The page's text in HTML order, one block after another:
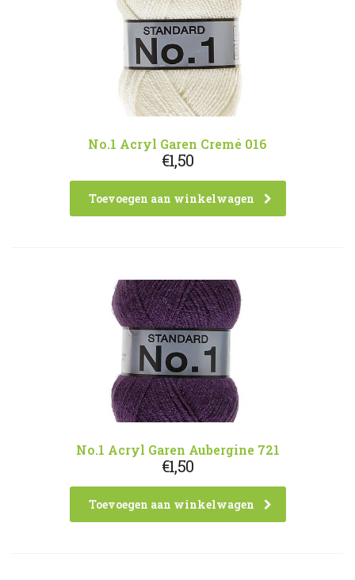
No.1 Acryl Garen Cremé 016
€1,50
Toevoegen aan winkelwagen
No.1 Acryl Garen Aubergine 721
€1,50
Toevoegen aan winkelwagen